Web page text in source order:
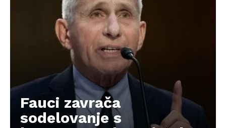
Fauci zavrača
sodelovanje s